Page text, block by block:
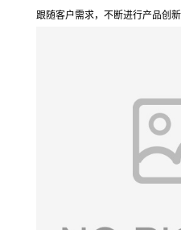
跟随客户需求，不断进行产品创